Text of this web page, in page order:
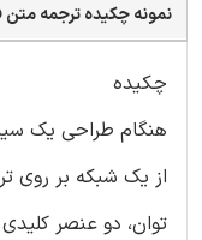
نمونه چکیده ترجمه متن
چکیده
توان، دو عنصر